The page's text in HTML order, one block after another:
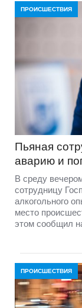
ПРОИСШЕСТВИЯ
Пьяная
аварию и
В среду
сотрудницу
алкогольного
место
этом сообщил
ПРОИСШЕСТВИЯ